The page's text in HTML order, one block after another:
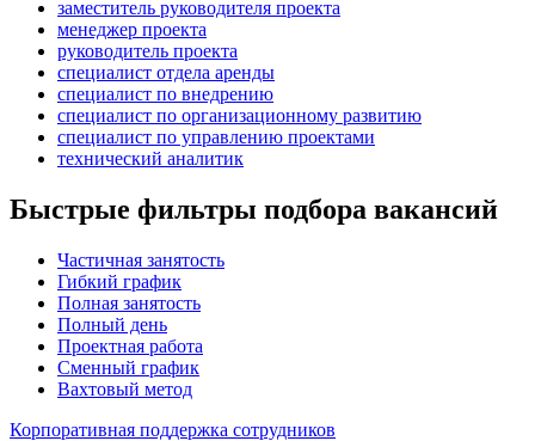
заместитель руководителя проекта
менеджер проекта
руководитель проекта
специалист отдела аренды
специалист по внедрению
специалист по организационному развитию
специалист по управлению проектами
технический аналитик
Быстрые фильтры подбора вакансий
Частичная занятость
Гибкий график
Полная занятость
Полный день
Проектная работа
Сменный график
Вахтовый метод
Корпоративная поддержка сотрудников